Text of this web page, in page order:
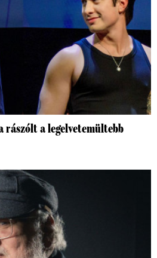
rászólt a legelvetemültebb